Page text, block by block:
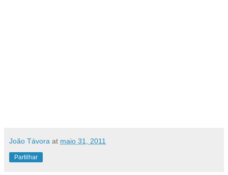
João Távora at maio 31, 2011
Partilhar